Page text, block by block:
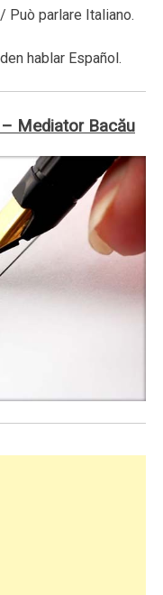
Può parlare Italiano.
hablar Español.
– Mediator Bacău